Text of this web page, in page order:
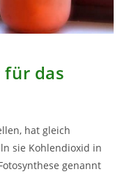
für das
hat gleich
sie Kohlendioxid in
genannt